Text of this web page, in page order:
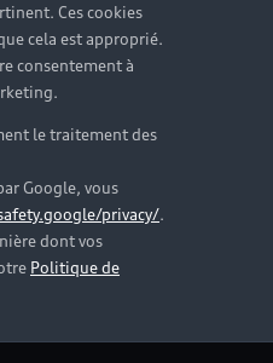
Ces cookies
cela est approprié.
consentement à
le traitement des
Google, vous
privacy/.
dont vos
Politique de